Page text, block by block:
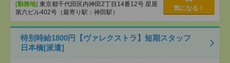
[勤務地] 東京都千代田区内神田2丁目14番12号 星屋
第六ビル402号（最寄り駅：神田駅）
気になる！
特別時給1800円【ヴァレクストラ】短期スタッフ
日本橋[派遣]